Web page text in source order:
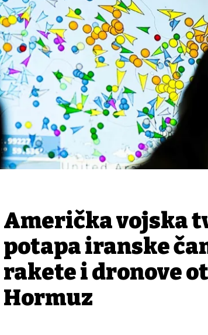
Američka vojska
potapa iranske
rakete i dronove
Hormuz